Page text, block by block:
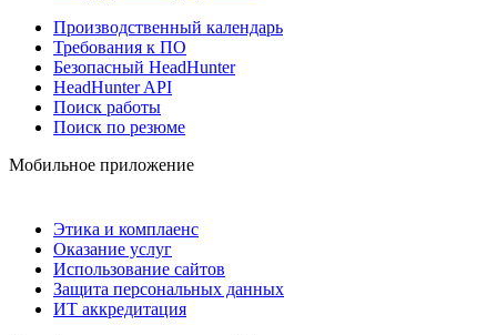
Производственный календарь
Требования к ПО
Безопасный HeadHunter
HeadHunter API
Поиск работы
Поиск по резюме
Мобильное приложение
Этика и комплаенс
Оказание услуг
Использование сайтов
Защита персональных данных
ИТ аккредитация